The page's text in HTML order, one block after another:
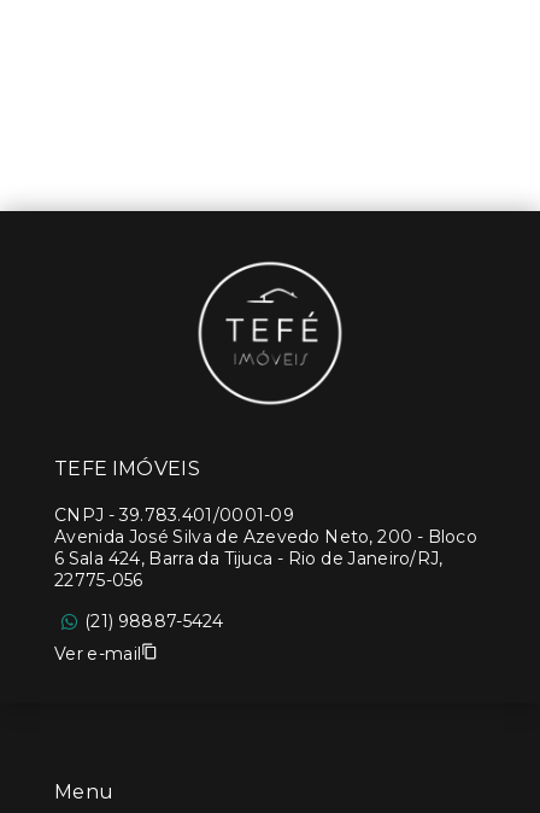
Menu
TEFE IMÓVEIS
CNPJ -39.783.401/0001-09
Avenida José Silva de Azevedo Neto, 200 - Bloco
6 Sala 424, Barra da Tijuca - Rio de Janeiro/RJ,
22775-056
(21) 98887-5424
Ver e-mail